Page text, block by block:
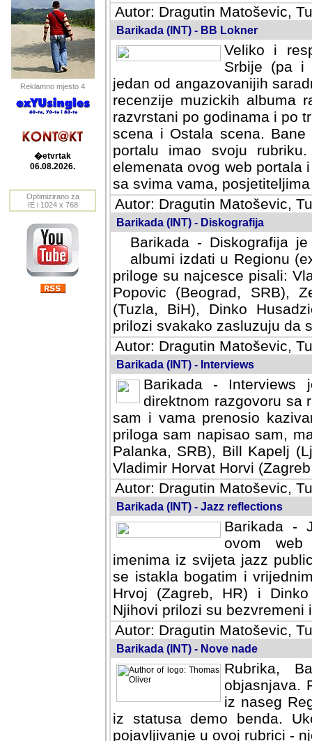
Reklamno mjesto 4
�etvrtak
06.08.2026.
Optimizirano za
IE i 1024 x 768
Autor: Dragutin Matoševic,
Barikada (INT) - BB Lokner
Veliko i
Srbije (pa i
jedan od angazovanijih
recenzije muzickih albuma
razvrstani po godinama i po
scena i Ostala scena.
portalu imao svoju
elemenata ovog web portala
sa svima vama,
Autor: Dragutin Matoševic,
Barikada (INT) - Diskografija
Barikada - Diskografija
albumi izdati u Regionu
priloge su najcesce pisali:
Popovic (Beograd, SRB),
(Tuzla, BiH), Dinko
prilozi svakako zasluzuju da
Autor: Dragutin Matoševic,
Barikada (INT) - Interviews
Barikada -
direktnom razgovoru sa
sam i vama prenosio
priloga sam napisao sam,
Palanka, SRB), Bill Kapelj
Vladimir Horvat Horvi
Autor: Dragutin Matoševic,
Barikada (INT) - Jazz reflections
Barikada -
ovom web
imenima iz svijeta jazz
se istakla bogatim i
Hrvoj (Zagreb, HR) i
Njihovi prilozi su bezvremeni
Autor: Dragutin Matoševic,
Barikada (INT) - Nove nade
Rubrika,
objasnjava.
iz naseg
iz statusa demo benda.
pojavljivanje u ovoj rubrici -